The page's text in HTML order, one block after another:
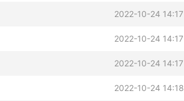
2022-10-24 14:17
2022-10-24 14:17
2022-10-24 14:17
2022-10-24 14:18